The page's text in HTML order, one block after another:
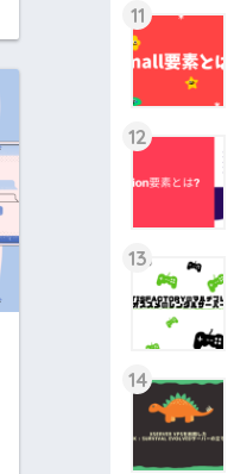
11
12
13
14